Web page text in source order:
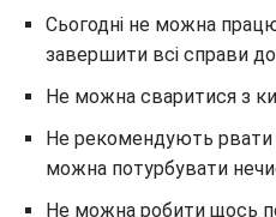
Сьогодні не можна
завершити всі справи до
Не можна сваритися з
Не рекомендують рвати
можна потурбувати
Не можна робити щось